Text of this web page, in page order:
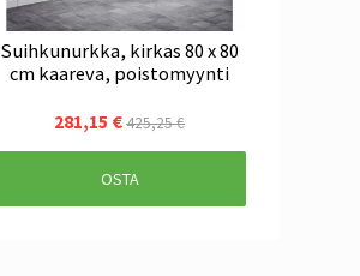
Suihkunurkka, kirkas 80 x 80
cm kaareva, poistomyynti
281,15 €425,25 €
OSTA